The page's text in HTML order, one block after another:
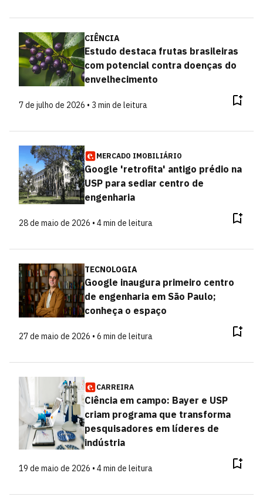
CIÊNCIA
Estudo destaca frutas brasileiras
com potencial contra doenças do
envelhecimento
7 de julho de 2026 • 3 min de leitura
MERCADO IMOBILIÁRIO
Google 'retrofita' antigo prédio na
USP para sediar centro de
engenharia
28 de maio de 2026 • 4 min de leitura
TECNOLOGIA
Google inaugura primeiro centro
de engenharia em São Paulo;
conheça o espaço
27 de maio de 2026 • 6 min de leitura
CARREIRA
Ciência em campo: Bayer e USP
criam programa que transforma
pesquisadores em líderes de
indústria
19 de maio de 2026 • 4 min de leitura